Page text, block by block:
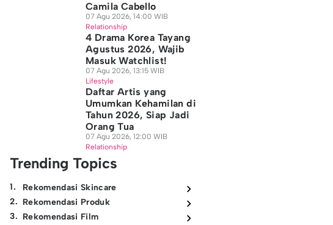
Camila Cabello
07 Agu 2026, 14:00 WIB
Relationship
4 Drama Korea Tayang
Agustus 2026, Wajib
Masuk Watchlist!
07 Agu 2026, 13:15 WIB
Lifestyle
Daftar Artis yang
Umumkan Kehamilan di
Tahun 2026, Siap Jadi
Orang Tua
07 Agu 2026, 12:00 WIB
Relationship
Trending Topics
1.
Rekomendasi Skincare
2. Rekomendasi Produk
3. Rekomendasi Film